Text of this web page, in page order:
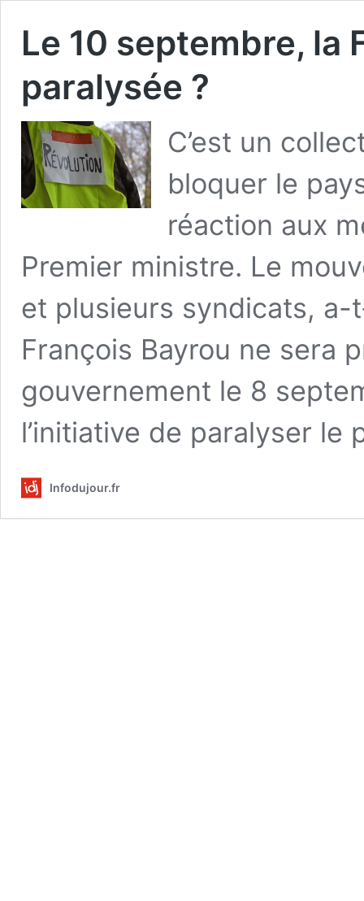
Le 10 septembre, la
paralysée ?
C’est un
bloquer le
réaction aux
Premier ministre. Le
et plusieurs syndicats,
François Bayrou ne sera
gouvernement le 8
l’initiative de paralyser le
Infodujour.fr